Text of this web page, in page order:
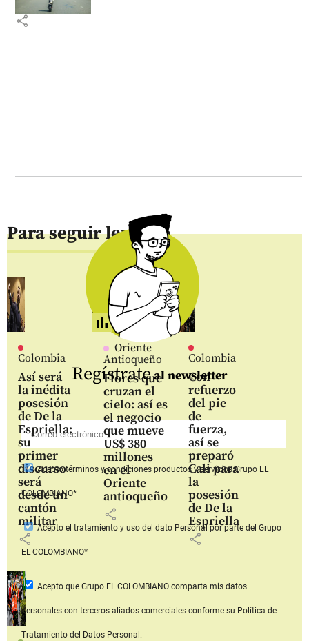
share
Para seguir leyendo
Colombia
Así será
la inédita
posesión
de De la
Espriella:
su
primer
discurso
será
desde un
cantón
militar
share
Oriente
Antioqueño
Flores que
cruzan el
cielo: así es
el negocio
que mueve
US$ 380
millones
en el
Oriente
antioqueño
share
Colombia
Con
refuerzo
del pie
de
fuerza,
así se
preparó
Cali para
la
posesión
de De la
Espriella
share
Regístrateal newsletter
Aceptotérminos y condiciones productos y serviciosGrupo EL
COLOMBIANO*
Acepto el tratamiento y uso del dato Personalpor parte del Grupo
EL COLOMBIANO*
Acepto que Grupo EL COLOMBIANOcomparta mis datos
personales con terceros aliados comerciales conforme su Política de
Tratamiento del Datos Personal.